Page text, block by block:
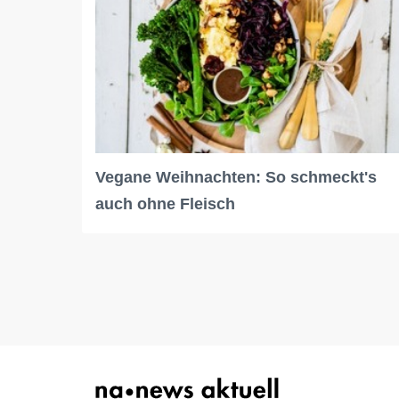
Vegane Weihnachten: So schmeckt's
auch ohne Fleisch